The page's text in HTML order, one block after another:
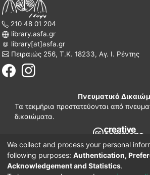
210 48 01 204
library.asfa.gr
library[at]asfa.gr
Πειραιώς 256, Τ.Κ. 18233, Αγ. Ι. Ρέντης
Πνευματικά
Τα τεκμήρια προστατεύονται από
δικαιώματα.
210 38 97 109
www.asfa.gr
Πατησίων 42, Τ.Κ. 10682, Αθήνα
We collect and process your personal
following purposes: Authentication,
Acknowledgement and Statistics.